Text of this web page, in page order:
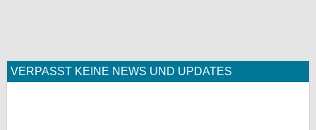
VERPASST KEINE NEWS UND UPDATES